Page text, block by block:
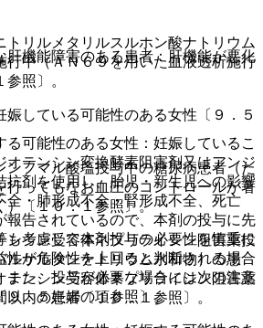
機能障害のある患者：肝機能が悪化
可能性のある女性：妊娠しているこ
オテンシン変換酵素阻害剤又はアンジ
抗剤を使用し、胎児・新生児への影響
全・肺形成不全・腎形成不全、死亡
報告されているので、本剤の投与に先
も考慮して本剤投与の必要性を慎重に
性が危険性を上回ると判断される場合
また、投与が必要な場合には次の注意
９．５妊婦の項参照〕。
リルメタリルスルホン酸ナトリウム
行中（ＡＮ６９を用いた血液透析施行
照〕。
している可能性のある女性〔９．５
フマル酸塩投与中の糖尿病患者（た
行ってもなお血圧のコントロールが著
）〔１０．１参照〕。
シン受容体ネプリライシン阻害薬投
ルサルタンナトリウム水和物）の患
テンシン受容体ネプリライシン阻害薬
内の患者〔１０．１参照〕。